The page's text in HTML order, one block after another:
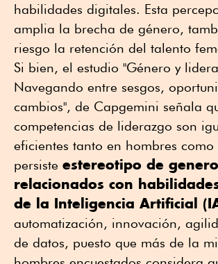
habilidades digitales. Esta
amplia la brecha de género,
riesgo la retención del talento
Si bien, el estudio "Género y
Navegando entre sesgos,
cambios", de Capgemini señala
competencias de liderazgo son
eficientes tanto en hombres como
persiste estereotipo de genero
relacionados con
de la Inteligencia Artificial
automatización, innovación,
de datos, puesto que más de la